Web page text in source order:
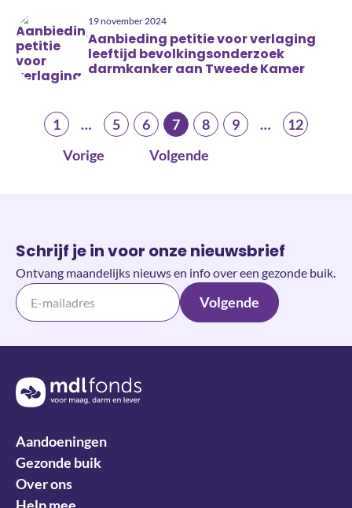
19 november 2024
Aanbieding petitie voor verlaging
leeftijd bevolkingsonderzoek
darmkanker aan Tweede Kamer
Vorige
1 … 5 6 7 8 9 …
12
Volgende
Schrijf je in voor onze nieuwsbrief
Ontvang maandelijks nieuws en info over een gezonde buik.
Volgende
Terug naar de homepage
Aandoeningen
Gezonde buik
Over ons